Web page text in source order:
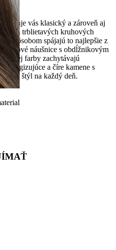
vás klasický a zároveň aj
párom trblietavých kruhových
spôsobom spájajú to najlepšie z
náušnice s obdĺžnikovým
farby zachytávajú
energizujúce a číre kamene s
štýl na každý deň.